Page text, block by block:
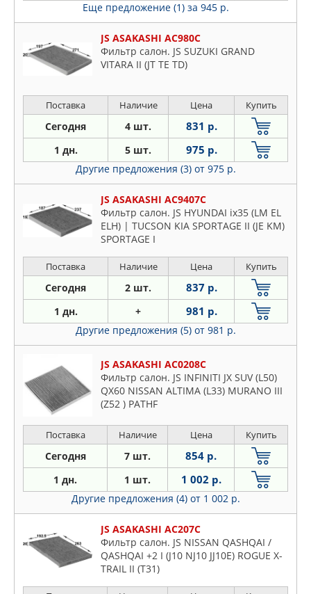
Еще предложение (1) за 945 р.
JS ASAKASHI AC980C
Фильтр салон. JS SUZUKI GRAND
VITARA II (JT TE TD)
Поставка Наличие Цена Купить
Сегодня 4 шт. 831 р.
1 дн. 5 шт. 975 р.
Другие предложения (3) от 975 р.
JS ASAKASHI AC9407C
Фильтр салон. JS HYUNDAI ix35 (LM EL
ELH) | TUCSON KIA SPORTAGE II (JE KM)
SPORTAGE I
Поставка Наличие Цена Купить
Сегодня 2 шт. 837 р.
1 дн. + 981 р.
Другие предложения (5) от 981 р.
JS ASAKASHI AC0208C
Фильтр салон. JS INFINITI JX SUV (L50)
QX60 NISSAN ALTIMA (L33) MURANO III
(Z52 ) PATHF
Поставка Наличие Цена Купить
Сегодня 7 шт. 854 р.
1 дн. 1 шт. 1 002 р.
Другие предложения (4) от 1 002 р.
JS ASAKASHI AC207C
Фильтр салон. JS NISSAN QASHQAI /
QASHQAI +2 I (J10 NJ10 JJ10E) ROGUE X-
TRAIL II (T31)